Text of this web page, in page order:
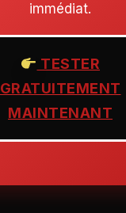
immédiat.
TESTER
GRATUITEMENT
MAINTENANT